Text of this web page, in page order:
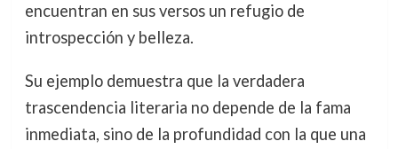
encuentran en sus versos un refugio de
introspección y belleza.
Su ejemplo demuestra que la verdadera
trascendencia literaria no depende de la fama
inmediata, sino de la profundidad con la que una